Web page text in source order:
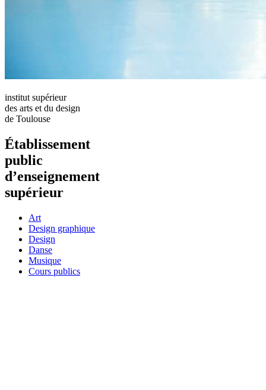
institut supérieur
des arts et du design
de Toulouse
Établissement
public
d’enseignement
supérieur
Art
Design graphique
Design
Danse
Musique
Cours publics